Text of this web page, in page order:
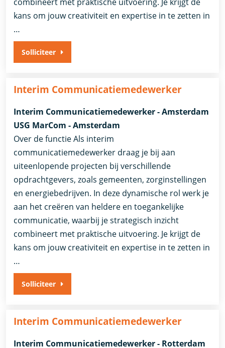
kans om jouw creativiteit en expertise in te zetten in
…
Solliciteer
Interim Communicatiemedewerker
Interim Communicatiemedewerker - Amsterdam
USG MarCom - Amsterdam
Over de functie Als interim
communicatiemedewerker draag je bij aan
uiteenlopende projecten bij verschillende
opdrachtgevers, zoals gemeenten, zorginstellingen
en energiebedrijven. In deze dynamische rol werk je
aan het creëren van heldere en toegankelijke
communicatie, waarbij je strategisch inzicht
combineert met praktische uitvoering. Je krijgt de
kans om jouw creativiteit en expertise in te zetten in
…
Solliciteer
Interim Communicatiemedewerker
Interim Communicatiemedewerker - Rotterdam